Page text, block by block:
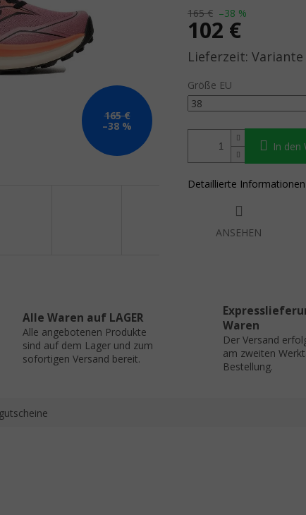
165 €
–38 %
165 € –38 %
102 €
Verkaufspreis:
Größe EU
In den
Detaillierte Informationen
ANSEHEN
Alle Waren auf LAGER
Alle angebotenen Produkte
sind auf dem Lager und zum
sofortigen Versand bereit.
Waren
Der Versand
am zweiten
Bestellung.